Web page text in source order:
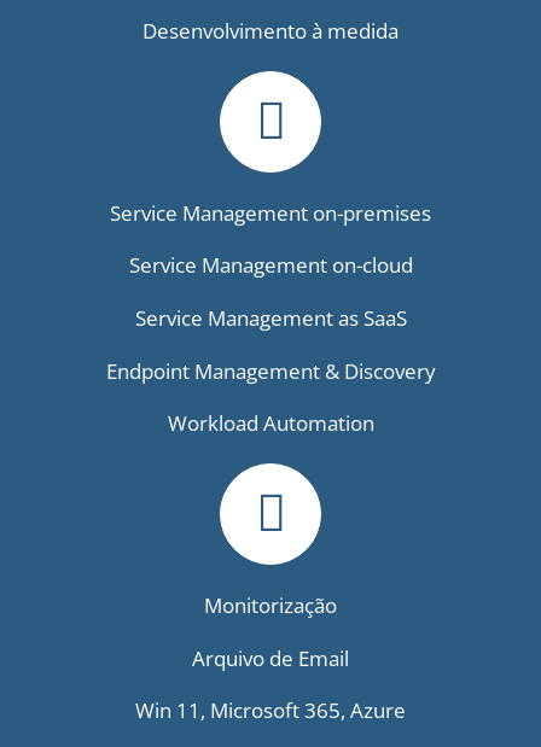
Desenvolvimento à medida
Service Management on-premises
Service Management on-cloud
Service Management as SaaS
Endpoint Management & Discovery
Workload Automation
Monitorização
Arquivo de Email
Win 11, Microsoft 365, Azure